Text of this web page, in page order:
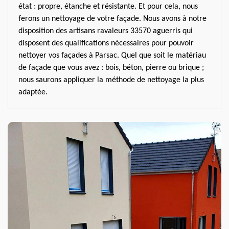
état : propre, étanche et résistante. Et pour cela, nous
ferons un nettoyage de votre façade. Nous avons à notre
disposition des artisans ravaleurs 33570 aguerris qui
disposent des qualifications nécessaires pour pouvoir
nettoyer vos façades à Parsac. Quel que soit le matériau
de façade que vous avez : bois, béton, pierre ou brique ;
nous saurons appliquer la méthode de nettoyage la plus
adaptée.